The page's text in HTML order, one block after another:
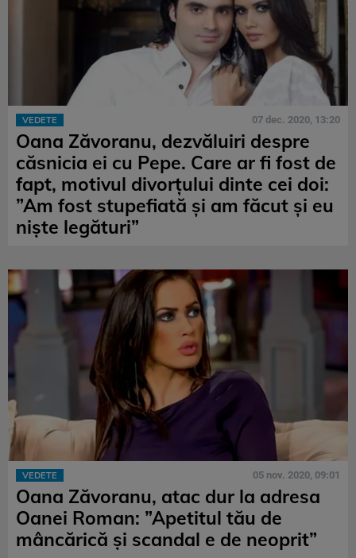
VEDETE 07 dec. 2020, 13:20
Oana Zăvoranu, dezvăluiri despre
căsnicia ei cu Pepe. Care ar fi fost de
fapt, motivul divorțului dinte cei doi:
”Am fost stupefiată și am făcut și eu
niște legături”
VEDETE 05 nov. 2020, 09:01
Oana Zăvoranu, atac dur la adresa
Oanei Roman: ”Apetitul tău de
mâncărică și scandal e de neoprit”